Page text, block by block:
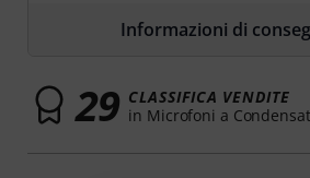
Informazioni di
29 CLASSIFICA VENDITE